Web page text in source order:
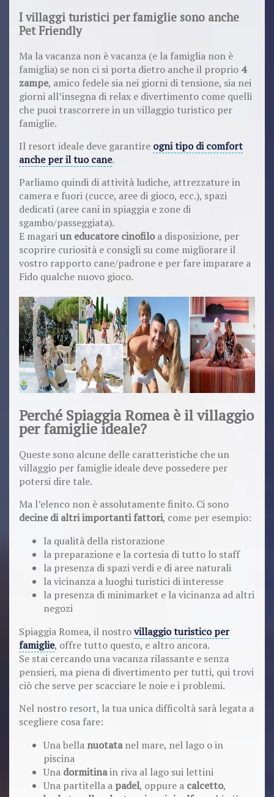
I villaggi turistici per famiglie sono anche
Pet Friendly
Ma la vacanza non è vacanza (e la famiglia non è
famiglia) se non ci si porta dietro anche il proprio 4
zampe, amico fedele sia nei giorni di tensione, sia nei
giorni all’insegna di relax e divertimento come quelli
che puoi trascorrere in un villaggio turistico per
famiglie.
Il resort ideale deve garantire ogni tipo di comfort
anche per il tuo cane.
Parliamo quindi di attività ludiche, attrezzature in
camera e fuori (cucce, aree di gioco, ecc.), spazi
dedicati (aree cani in spiaggia e zone di
sgambo/passeggiata).
E magariun educatore cinofilo a disposizione, per
scoprire curiosità e consigli su come migliorare il
vostro rapporto cane/padrone e per fare imparare a
Fido qualche nuovo gioco.
Perché Spiaggia Romea è il villaggio
per famiglie ideale?
Queste sono alcune delle caratteristiche che un
villaggio per famiglie ideale deve possedere per
potersi dire tale.
Ma l’elenco non è assolutamente finito. Ci sono
decine di altri importanti fattori, come per esempio:
la qualità della ristorazione
la preparazione e la cortesia di tutto lo staff
la presenza di spazi verdi e di aree naturali
la vicinanza a luoghi turistici di interesse
la presenza di minimarket e la vicinanza ad altri
negozi
Spiaggia Romea, il nostrovillaggio turistico per
famiglie, offre tutto questo, e altro ancora.
Se stai cercando una vacanza rilassante e senza
pensieri, ma piena di divertimento per tutti, qui trovi
ciò che serve per scacciare le noie e i problemi.
Nel nostro resort, la tua unica difficoltà sarà legata a
scegliere cosa fare:
Una bella nuotatanel mare, nel lago o in
piscina
Una dormitinain riva al lago sui lettini
Una partitella a padel, oppure a calcetto,